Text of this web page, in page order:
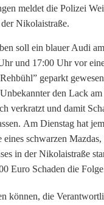
meldet die Polizei
Nikolaistraße.
soll ein blauer Audi
und 17:00 Uhr vor
geparkt
den Lack
verkratzt und damit
Am Dienstag hat
eines schwarzen
in der Nikolaistraße
Euro Schaden die
können, die